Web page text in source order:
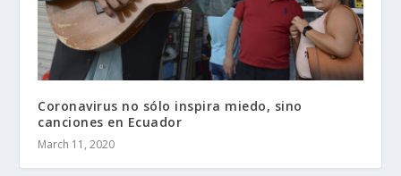
Coronavirus no sólo inspira miedo, sino
canciones en Ecuador
March 11, 2020